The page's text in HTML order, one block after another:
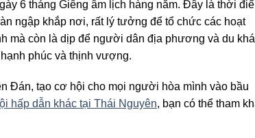
6 tháng Giêng âm lịch hàng năm. Đây là thời
ngập khắp nơi, rất lý tưởng để tổ chức các hoạt
mà còn là dịp để người dân địa phương và du
phúc và thịnh vượng.
Đán, tạo cơ hội cho mọi người hòa mình vào bầu
hấp dẫn khác tại Thái Nguyên, bạn có thể tham